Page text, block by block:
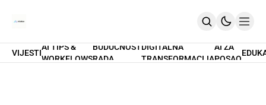
Home
VIJESTI
AI TIPS &
WORKFLOWS
BUDUĆNOST
RADA
DIGITALNA
TRANSFORMACIJA
AI ZA
POSAO